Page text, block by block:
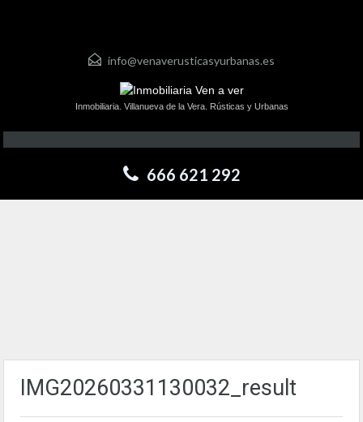
info@venaverusticasyurbanas.es
Inmobiliaria. Villanueva de la Vera. Rústicas y Urbanas
666 621 292
IMG20260331130032_result